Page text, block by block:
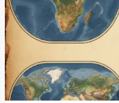
P
o
s
t
a
g